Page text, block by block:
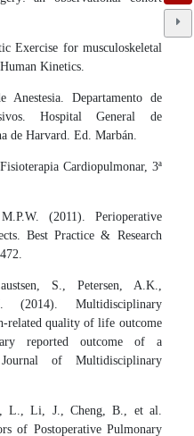
Exercise for musculoskeletal
Kinetics.
Departamento de
Hospital General de
de Harvard. Ed. Marbán.
Cardiopulmonar, 3ª
(2011). Perioperative
Best Practice & Research
S., Petersen, A.K.,
Multidisciplinary
related quality of life outcome
reported outcome of a
of Multidisciplinary
L., Li, J., Cheng, B., et al.
of Postoperative Pulmonary